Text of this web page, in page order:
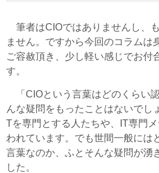
筆者はCIOではありませんし、
ません。ですから今回のコラムは
ご容赦頂き、少し軽い感じでお付
す。
「CIOという言葉はどのくらい
んな疑問をもったことはないでし
Tを専門とする人たちや、IT専門
われています。でも世間一般には
言葉なのか、ふとそんな疑問が湧
した。